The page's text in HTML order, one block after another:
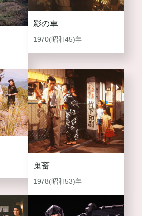
影の車
1970(昭和45)年
鬼畜
1978(昭和53)年